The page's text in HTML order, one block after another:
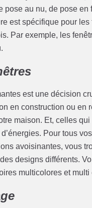
pose au nu, de pose
est spécifique pour
Par exemple, les
est une décision
en construction ou en
maison. Et, celles qui
Pour tous
avoisinantes, vous
designs différents.
multicolores et